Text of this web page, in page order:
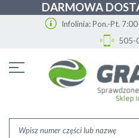
DARMOWA
Infolinia: Pon.-Pt.
505-
treści